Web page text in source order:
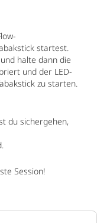
startest.
halte dann die
und der LED-
zu starten.
du sichergehen,
Session!